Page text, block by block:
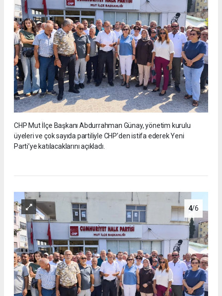
CHP Mut İlçe Başkanı Abdurrahman Günay, yönetim kurulu
üyeleri ve çok sayıda partiliyle CHP’den istifa ederek Yeni
Parti’ye katılacaklarını açıkladı.
4/6